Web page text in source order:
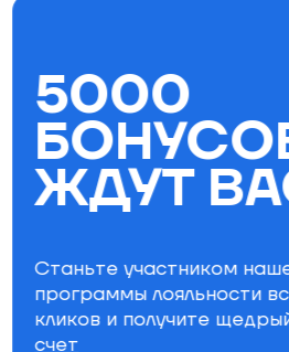
Бестселлеры
5000
ЖДУТ
Станьте участником
программы лояльности
кликов и получите
счет